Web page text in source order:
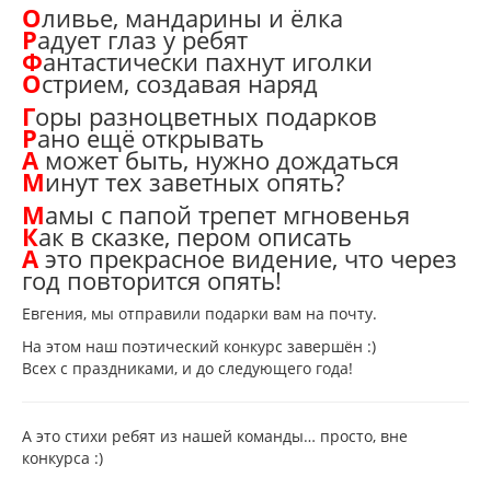
Оливье, мандарины и ёлка
Радует глаз у ребят
Фантастически пахнут иголки
Острием, создавая наряд
Горы разноцветных подарков
Рано ещё открывать
А может быть, нужно дождаться
Минут тех заветных опять?
Мамы с папой трепет мгновенья
Как в сказке, пером описать
Аэто прекрасное видение, что через
год повторится опять!
Евгения, мы отправили подарки вам на почту.
На этом наш поэтический конкурс завершён :)
Всех с праздниками, и до следующего года!
А это стихи ребят из нашей команды… просто, вне
конкурса :)